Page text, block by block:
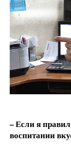
– Если я
воспитании